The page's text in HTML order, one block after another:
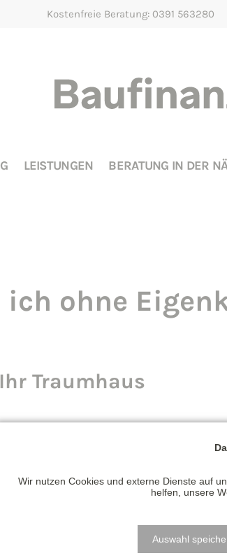
Kostenfreie Beratung: 0391 563280
LEISTUNGEN BERATUNG IN DER
ich ohne
Traumhaus
Riesenwunsch nach einer eigenen
ist teuer, da liegt es nahe lieber gleich
Finanzierung ohne Eigenkapital nennt
Vorteil sein, da Sie Ihre finanziellen
Wir nutzen Cookies und externe Dienste auf
helfen, unsere
Auswahl